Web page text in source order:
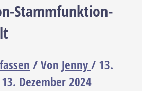
Stammfunktion-
/ Von Jenny/ 13.
13. Dezember 2024